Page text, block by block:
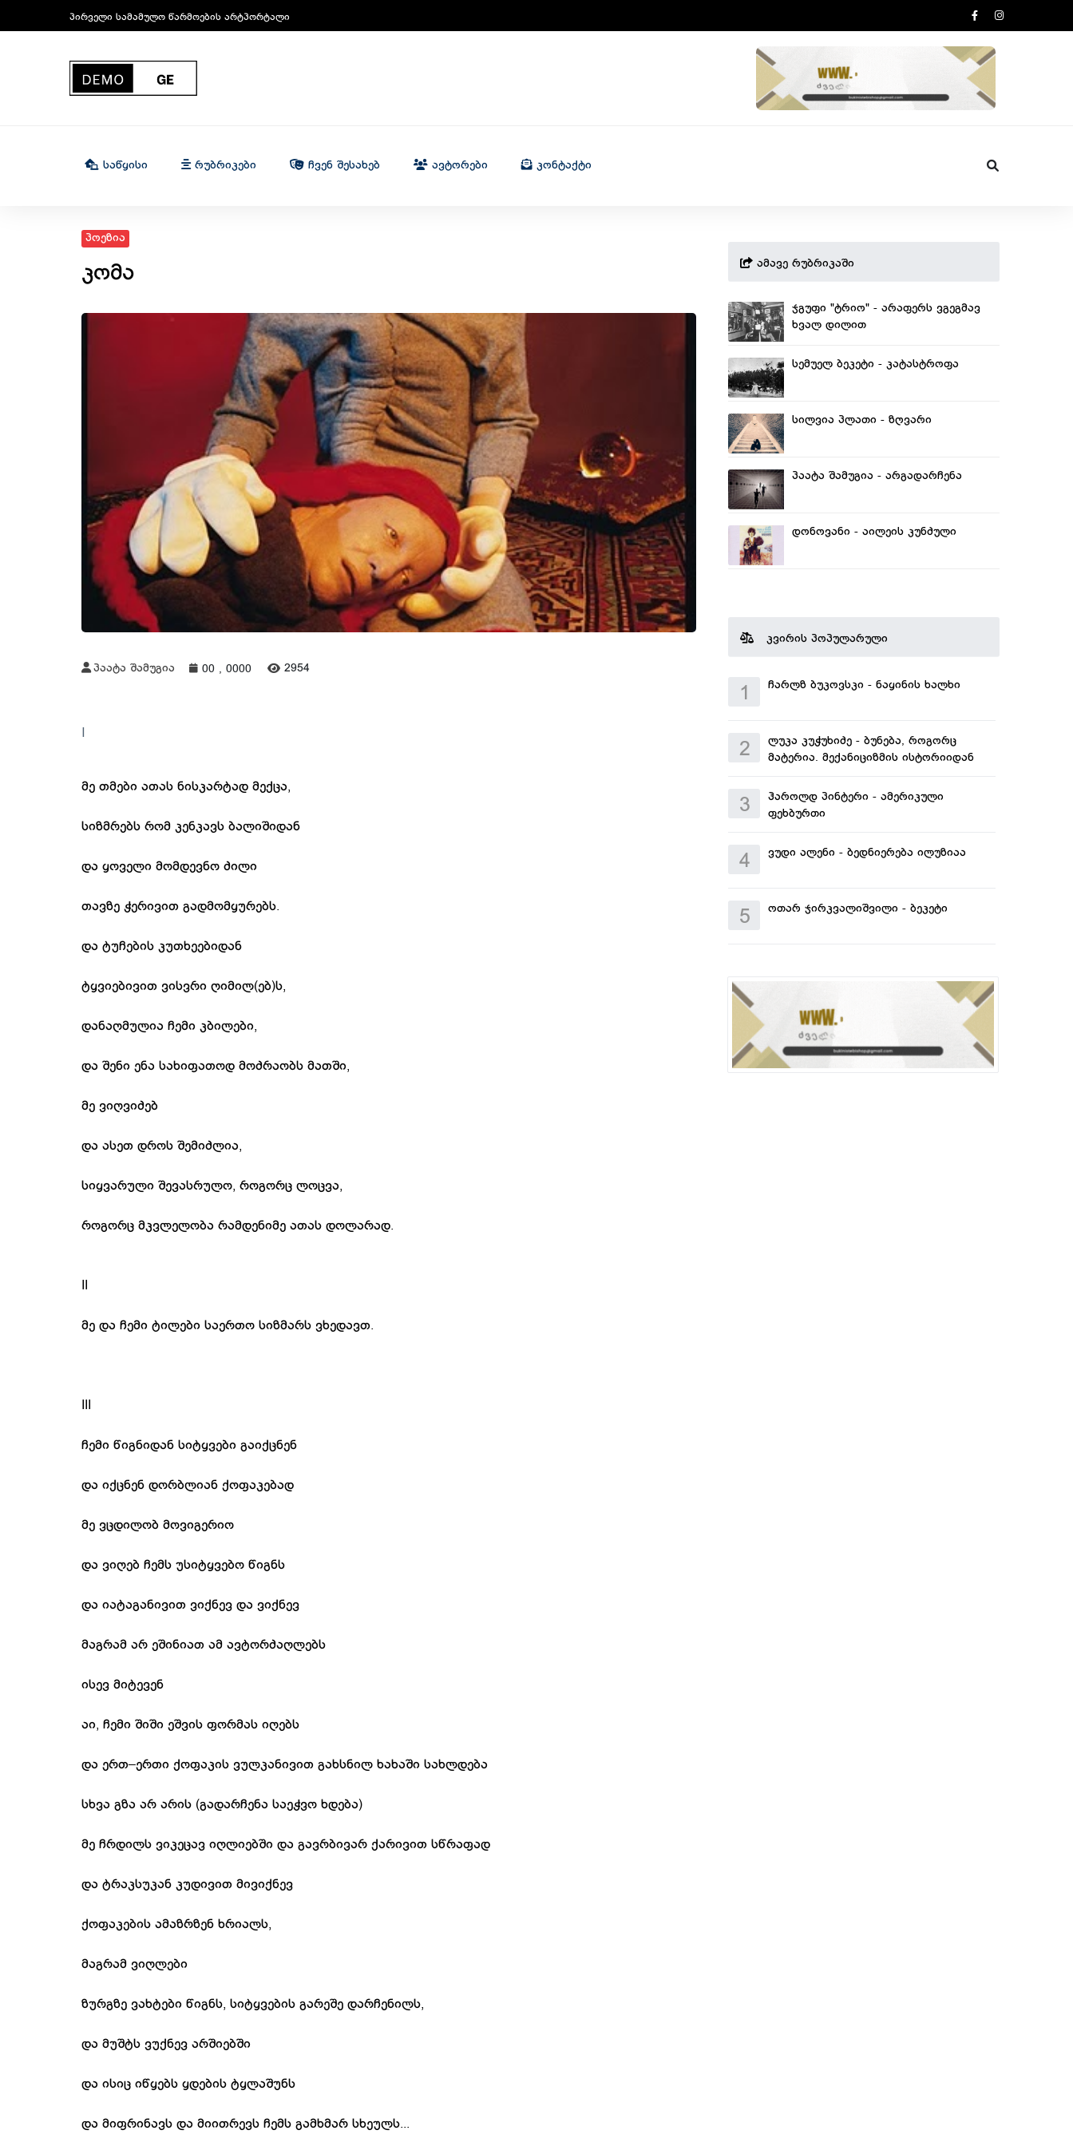
პირველი სამამულო წარმოების არტპორტალი
Საწყისი Რუბრიკები Ჩვენ Შესახებ Ავტორები Კონტაქტი
პოეზია
კომა
პაატა შამუგია 00 , 0000 2954
I
მე თმები ათას ნისკარტად მექცა,
სიზმრებს რომ კენკავს ბალიშიდან
და ყოველი მომდევნო ძილი
თავზე ჭერივით გადმომყურებს.
და ტუჩების კუთხეებიდან
ტყვიებივით ვისვრი ღიმილ(ებ)ს,
დანაღმულია ჩემი კბილები,
და შენი ენა სახიფათოდ მოძრაობს მათში,
მე ვიღვიძებ
და ასეთ დროს შემიძლია,
სიყვარული შევასრულო, როგორც ლოცვა,
როგორც მკვლელობა რამდენიმე ათას დოლარად.
მე და ჩემი ტილები საერთო სიზმარს ვხედავთ.
ჩემი წიგნიდან სიტყვები გაიქცნენ
და იქცნენ დორბლიან ქოფაკებად
მე ვცდილობ მოვიგერიო
და ვიღებ ჩემს უსიტყვებო წიგნს
და იატაგანივით ვიქნევ და ვიქნევ
მაგრამ არ ეშინიათ ამ ავტორძაღლებს
ისევ მიტევენ
აი, ჩემი შიში ეშვის ფორმას იღებს
და ერთ–ერთი ქოფაკის ვულკანივით გახსნილ ხახაში სახლდება
სხვა გზა არ არის (გადარჩენა საეჭვო ხდება)
მე ჩრდილს ვიკეცავ იღლიებში და გავრბივარ ქარივით სწრაფად
და ტრაკსუკან კუდივით მივიქნევ
ქოფაკების ამაზრზენ ხრიალს,
მაგრამ ვიღლები
ზურგზე ვახტები წიგნს, სიტყვების გარეშე დარჩენილს,
და მუშტს ვუქნევ არშიებში
და ისიც იწყებს ყდების ტყლაშუნს
და მიფრინავს და მიითრევს ჩემს გამხმარ სხეულს...
ამავე რუბრიკაში
ჯგუფი "ტრიო" - არაფერს ვგეგმავ
ხვალ დილით
სემუელ ბეკეტი - კატასტროფა
სილვია პლათი - ზღვარი
პაატა შამუგია - არგადარჩენა
დონოვანი - აილეის კუნძული
კვირის პოპულარული
1 ჩარლზ ბუკოვსკი - ნაყინის ხალხი
2
ლუკა კუჭუხიძე - ბუნება, როგორც
მატერია. მექანიციზმის ისტორიიდან
3
ჰაროლდ პინტერი - ამერიკული
ფეხბურთი
4 ვუდი ალენი - ბედნიერება ილუზიაა
5 ოთარ ჯირკვალიშვილი - ბეკეტი